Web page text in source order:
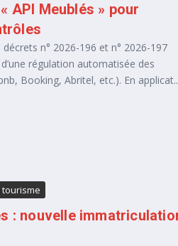
API Meublés » pour
n° 2026-196 et n° 2026-197
régulation automatisée des
Booking, Abritel, etc.). En
tourisme
: nouvelle